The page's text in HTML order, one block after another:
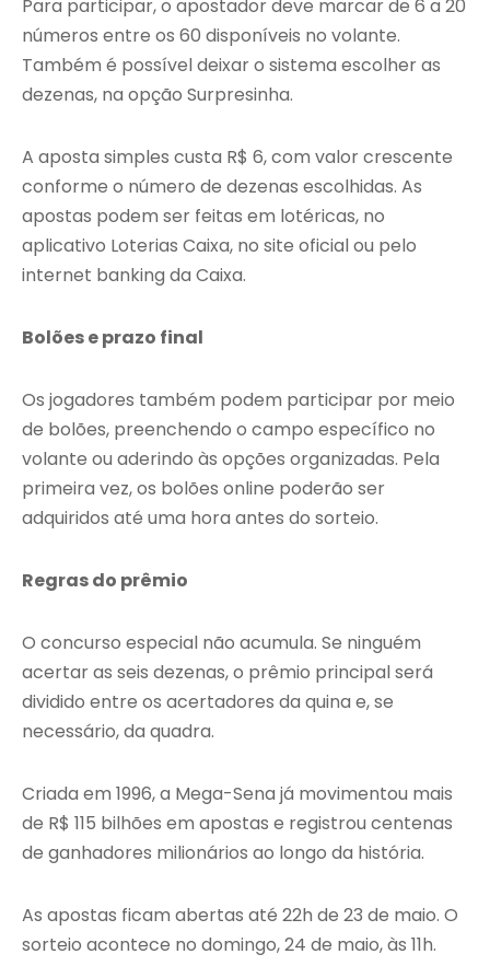
Para participar, o apostador deve marcar de 6 a 20
números entre os 60 disponíveis no volante.
Também é possível deixar o sistema escolher as
dezenas, na opção Surpresinha.
A aposta simples custa R$ 6, com valor crescente
conforme o número de dezenas escolhidas. As
apostas podem ser feitas em lotéricas, no
aplicativo Loterias Caixa, no site oficial ou pelo
internet banking da Caixa.
Bolões e prazo final
Os jogadores também podem participar por meio
de bolões, preenchendo o campo específico no
volante ou aderindo às opções organizadas. Pela
primeira vez, os bolões online poderão ser
adquiridos até uma hora antes do sorteio.
Regras do prêmio
O concurso especial não acumula. Se ninguém
acertar as seis dezenas, o prêmio principal será
dividido entre os acertadores da quina e, se
necessário, da quadra.
Criada em 1996, a Mega-Sena já movimentou mais
de R$ 115 bilhões em apostas e registrou centenas
de ganhadores milionários ao longo da história.
As apostas ficam abertas até 22h de 23 de maio. O
sorteio acontece no domingo, 24 de maio, às 11h.